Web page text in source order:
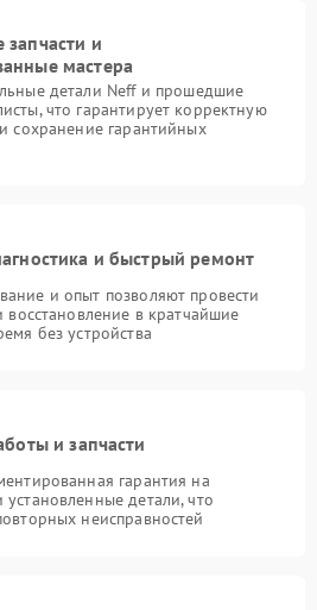
и
мастера
детали Neff и прошедшие
что гарантирует корректную
сохранение гарантийных
и быстрый ремонт
и опыт позволяют провести
восстановление в кратчайшие
без устройства
и запчасти
гарантия на
детали, что
неисправностей